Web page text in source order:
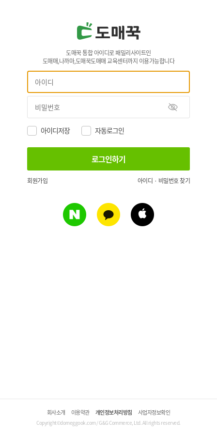
도매꾹 통합 아이디로 패밀리사이트인
도매매,나까마,도매꾹도매매 교육센터까지 이용가능합니다
아이디저장 자동로그인
회원가입 아이디 · 비밀번호 찾기
회사소개 이용약관 개인정보처리방침 사업자정보확인
Copyright©domeggook.com / G&G Commerce, Ltd. All rights reserved.